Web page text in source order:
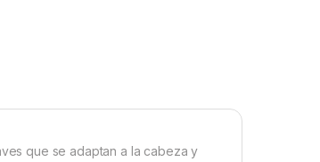
que se adaptan a la cabeza y